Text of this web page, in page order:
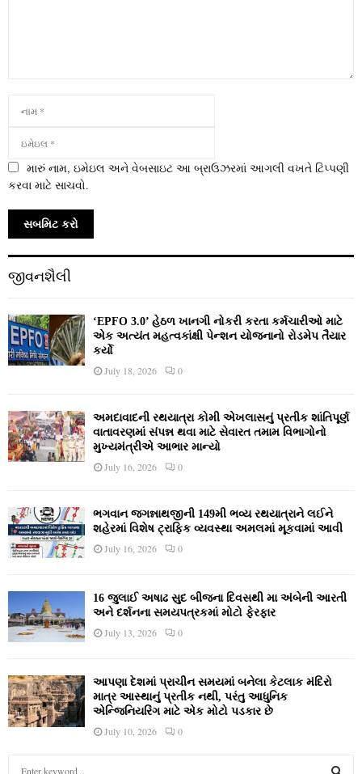
મારું નામ, ઇમેઇલ અને વેબસાઇટ આ બ્રાઉઝરમાં આગલી વખતે ટિપ્પણી
કરવા માટે સાચવો.
જીવનશૈલી
‘EPFO 3.0’ હેઠળ ખાનગી નોકરી કરતા કર્મચારીઓ માટે
એક અત્યંત મહત્વકાંક્ષી પેન્શન યોજનાનો રોડમેપ તૈયાર
કર્યો
July 18, 2026 0
અમદાવાદની રથયાત્રા કોમી એખલાસનું પ્રતીક શાંતિપૂર્ણ
વાતાવરણમાં સંપન્ન થવા માટે સેવારત તમામ વિભાગોનો
મુખ્યમંત્રીએ આભાર માન્યો
July 16, 2026 0
ભગવાન જગન્નાથજીની 149મી ભવ્ય રથયાત્રાને લઈને
શહેરમાં વિશેષ ટ્રાફિક વ્યવસ્થા અમલમાં મૂકવામાં આવી
July 16, 2026 0
16 જુલાઈ અષાઢ સુદ બીજના દિવસથી મા અંબેની આરતી
અને દર્શનના સમયપત્રકમાં મોટો ફેરફાર
July 13, 2026 0
આપણા દેશમાં પ્રાચીન સમયમાં બનેલા કેટલાક મંદિરો
માત્ર આસ્થાનું પ્રતીક નથી, પરંતુ આધુનિક
એન્જિનિયરિંગ માટે એક મોટો પડકાર છે
July 10, 2026 0